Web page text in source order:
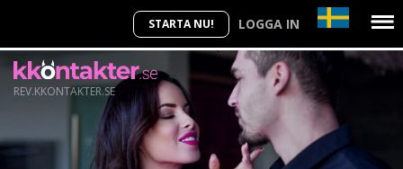
STARTA NU! LOGGA IN
REV.KKONTAKTER.SE